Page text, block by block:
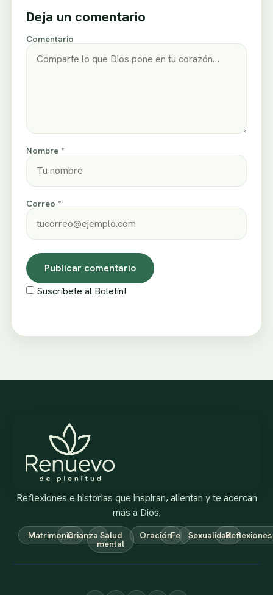
Deja un comentario
Comentario
Nombre *
Correo *
Suscríbete al Boletín!
Reflexiones e historias que inspiran, alientan y te acercan
más a Dios.
MatrimonioCrianza Salud
mental
OraciónFe SexualidadReflexiones